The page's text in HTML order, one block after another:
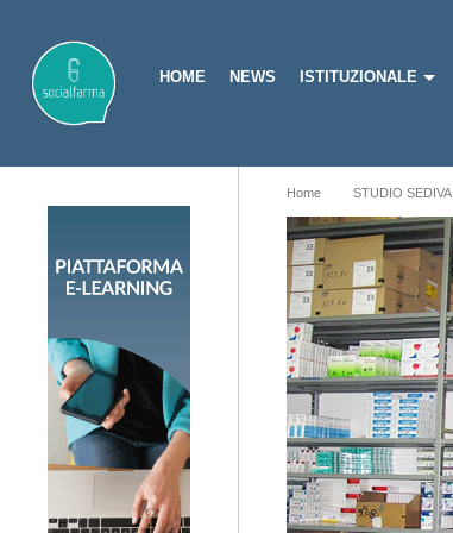
HOME NEWS ISTITUZIONALE
Home STUDIO SEDIVA